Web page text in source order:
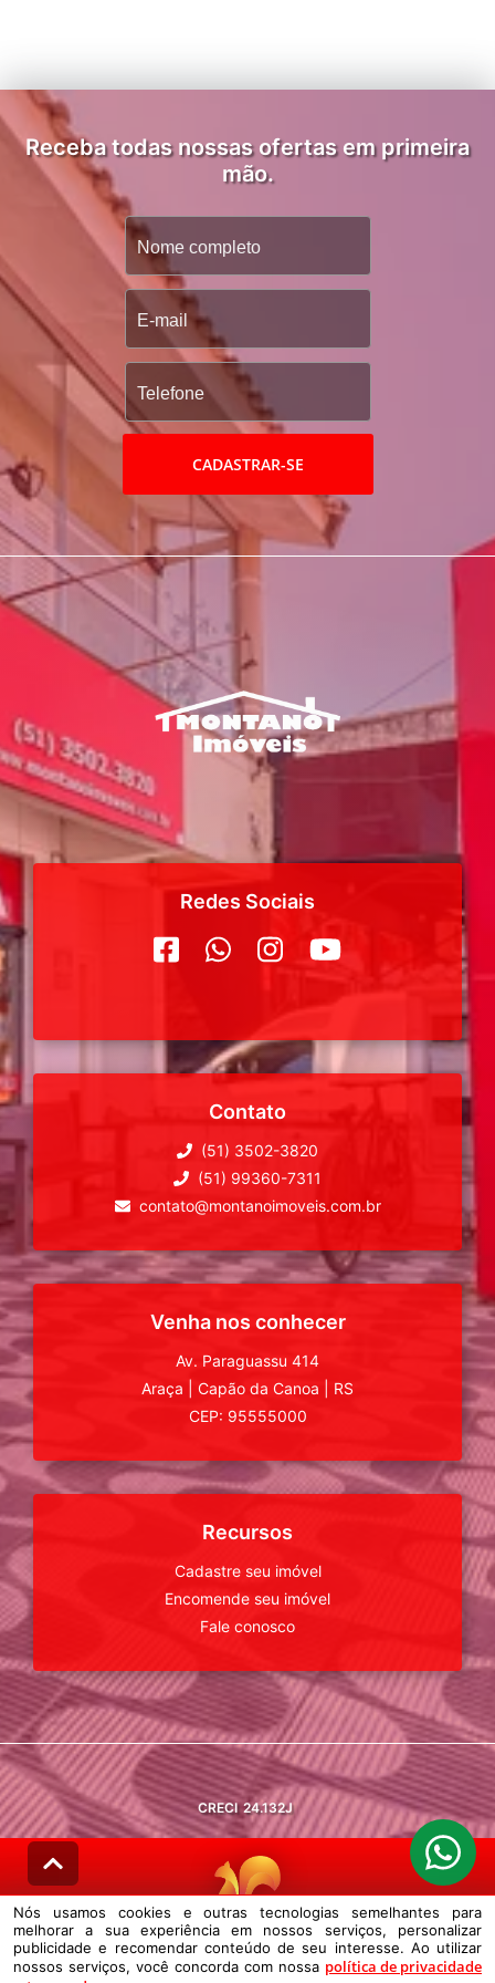
Receba todas nossas ofertas em primeira
mão.
CADASTRAR-SE
Redes Sociais
Contato
(51) 3502-3820
(51) 99360-7311
contato@montanoimoveis.com.br
Venha nos conhecer
Av. Paraguassu 414
Araça
Capão da Canoa
RS
CEP: 95555000
Recursos
Cadastre seu imóvel
Encomende seu imóvel
Fale conosco
CRECI 24.132J
© DESENVOLVIDO PELAAGIL.NET
Nós usamos cookies e outras tecnologias semelhantes para melhorar a
Nós usamos cookies e outras tecnologias semelhantes para
melhorar a sua experiência em nossos serviços, personalizar
publicidade e recomendar conteúdo de seu interesse. Ao utilizar
nossos serviços, você concorda com nossa política de privacidade